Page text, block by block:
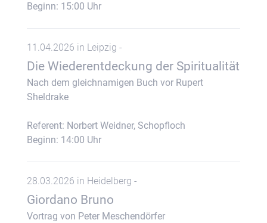
Beginn: 15:00 Uhr
11.04.2026 in Leipzig -
Die Wiederentdeckung der Spiritualität
Nach dem gleichnamigen Buch vor Rupert
Sheldrake
Referent: Norbert Weidner, Schopfloch
Beginn: 14:00 Uhr
28.03.2026 in Heidelberg -
Giordano Bruno
Vortrag von Peter Meschendörfer